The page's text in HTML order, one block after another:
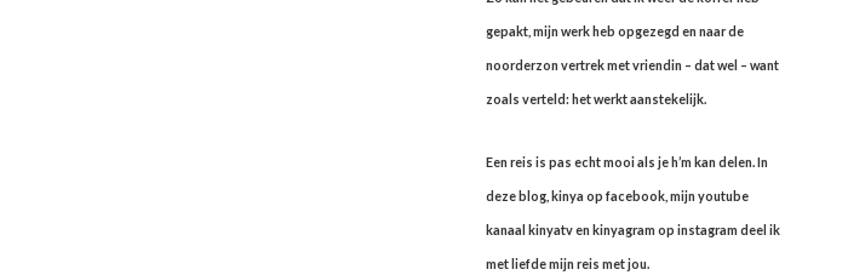
gepakt, mijn werk heb opgezegd en naar de
noorderzon vertrek met vriendin – dat wel – want
zoals verteld: het werkt aanstekelijk.
Een reis is pas echt mooi als je h’m kan delen. In
deze blog, kinya op facebook, mijn youtube
kanaal kinyatv en kinyagram op instagram deel ik
met liefde mijn reis met jou.